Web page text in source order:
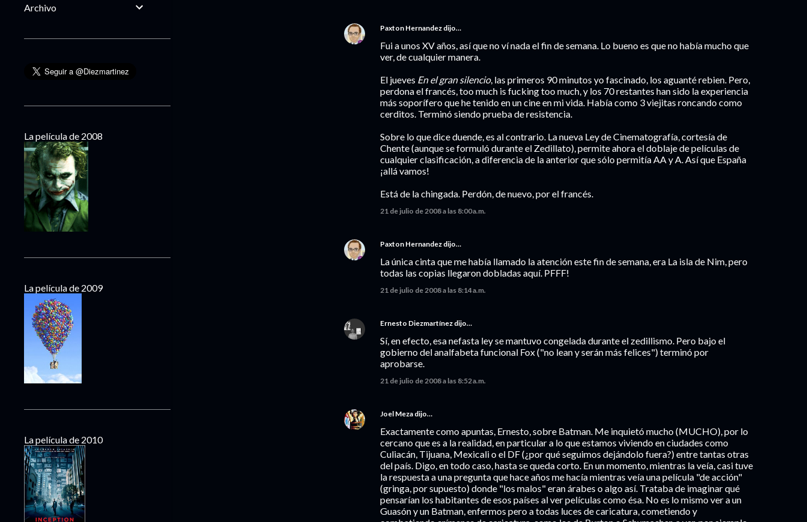
Paxton Hernandez dijo…
Fui a unos XV años, así que no ví nada el fin de semana. Lo bueno es que no había mucho que
ver, de cualquier manera.
El jueves En el gran silencio, las primeros 90 minutos yo fascinado, los aguanté rebien. Pero,
perdona el francés, too much is fucking too much, y los 70 restantes han sido la experiencia
más soporífero que he tenido en un cine en mi vida. Había como 3 viejitas roncando como
cerditos. Terminó siendo prueba de resistencia.
Sobre lo que dice duende, es al contrario. La nueva Ley de Cinematografía, cortesía de
Chente (aunque se formuló durante el Zedillato), permite ahora el doblaje de películas de
cualquier clasificación, a diferencia de la anterior que sólo permitía AA y A. Así que España
¡allá vamos!
Está de la chingada. Perdón, de nuevo, por el francés.
21 de julio de 2008 a las 8:00 a.m.
Paxton Hernandez dijo…
La única cinta que me había llamado la atención este fin de semana, era La isla de Nim, pero
todas las copias llegaron dobladas aquí. PFFF!
21 de julio de 2008 a las 8:14 a.m.
Ernesto Diezmartínez dijo…
Sí, en efecto, esa nefasta ley se mantuvo congelada durante el zedillismo. Pero bajo el
gobierno del analfabeta funcional Fox ("no lean y serán más felices") terminó por
aprobarse.
21 de julio de 2008 a las 8:52 a.m.
Joel Meza dijo…
Exactamente como apuntas, Ernesto, sobre Batman. Me inquietó mucho (MUCHO), por lo
cercano que es a la realidad, en particular a lo que estamos viviendo en ciudades como
Culiacán, Tijuana, Mexicali o el DF (¿por qué seguimos dejándolo fuera?) entre tantas otras
del país. Digo, en todo caso, hasta se queda corto. En un momento, mientras la veía, casi tuve
la respuesta a una pregunta que hace años me hacía mientras veía una película "de acción"
(gringa, por supuesto) donde "los malos" eran árabes o algo así. Trataba de imaginar qué
pensarían los habitantes de esos países al ver películas como ésa. No es lo mismo ver a un
Guasón y un Batman, enfermos pero a todas luces de caricatura, cometiendo y
Archivo
La película de 2008
La película de 2009
La película de 2010